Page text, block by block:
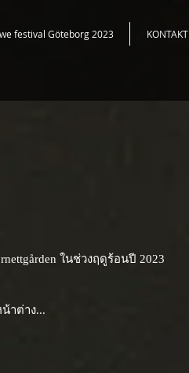
festival Göteborg 2023 KONTAKT
ในช่วงฤดูร้อนปี 2023
าต่าง...